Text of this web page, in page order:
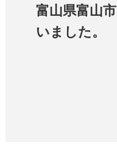
富山県富山
いました。